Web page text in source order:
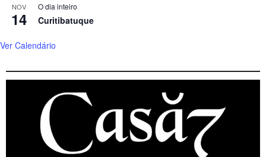
NOV
14
O dia inteiro
Curitibatuque
Ver Calendário